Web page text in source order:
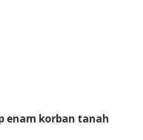
enam korban tanah